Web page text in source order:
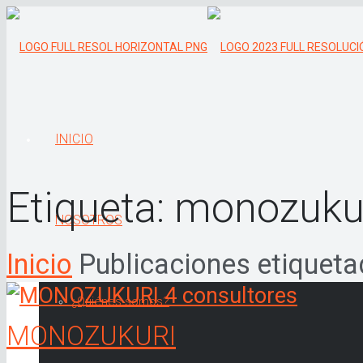
INICIO
NOSOTROS
¿Quiénes somos?
Etiqueta:
Inicio Publicaciones
MONOZUKURI